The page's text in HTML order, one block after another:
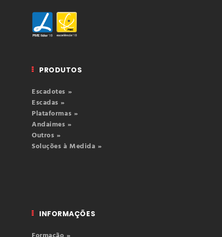
PRODUTOS
Escadotes »
Escadas »
Plataformas »
Andaimes »
Outros »
Soluções à Medida »
INFORMAÇÕES